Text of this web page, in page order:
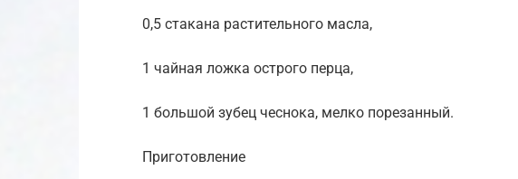
0,5 стакана растительного масла,
1 чайная ложка острого перца,
1 большой зубец чеснока, мелко порезанный.
Приготовление